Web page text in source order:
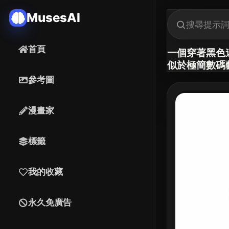
MusesAI
首頁
參考圖
漫畫家
標籤
我的收藏
永久免廣告
一個穿著黑
似於極簡數碼